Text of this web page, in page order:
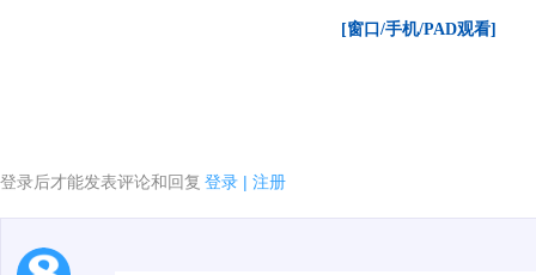
[窗口/手机/PAD观看]
登录后才能发表评论和回复 登录 | 注册